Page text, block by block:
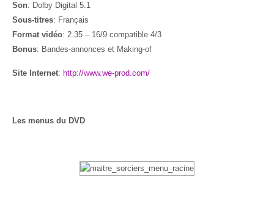
Son: Dolby Digital 5.1
Sous-titres: Français
Format vidéo: 2.35 – 16/9 compatible 4/3
Bonus: Bandes-annonces et Making-of
Site Internet: http://www.we-prod.com/
Les menus du DVD